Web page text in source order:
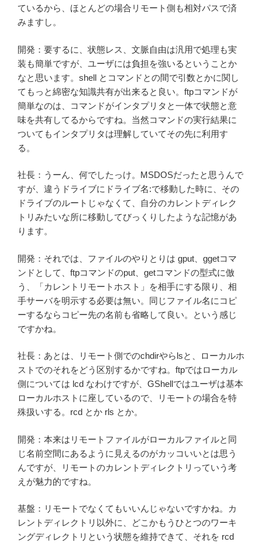
ているから、ほとんどの場合リモート側も相対パスで済
みますし。
開発：要するに、状態レス、文脈自由は汎用で処理も実
装も簡単ですが、ユーザには負担を強いるということか
なと思います。shell とコマンドとの間で引数とかに関し
てもっと綿密な知識共有が出来ると良い。ftpコマンドが
簡単なのは、コマンドがインタプリタと一体で状態と意
味を共有してるからですね。当然コマンドの実行結果に
ついてもインタプリタは理解していてその先に利用す
る。
社長：うーん、何でしたっけ。MSDOSだったと思うんで
すが、違うドライブにドライブ名:で移動した時に、その
ドライブのルートじゃなくて、自分のカレントディレク
トリみたいな所に移動してびっくりしたような記憶があ
ります。
開発：それでは、ファイルのやりとりは gput、ggetコマ
ンドとして、ftpコマンドのput、getコマンドの型式に倣
う、「カレントリモートホスト」を相手にする限り、相
手サーバを明示する必要は無い。同じファイル名にコピ
ーするならコピー先の名前も省略して良い。という感じ
ですかね。
社長：あとは、リモート側でのchdirやらlsと、ローカルホ
ストでのそれをどう区別するかですね。ftpではローカル
側については lcd なわけですが、GShellではユーザは基本
ローカルホストに座しているので、リモートの場合を特
殊扱いする。rcd とか rls とか。
開発：本来はリモートファイルがローカルファイルと同
じ名前空間にあるように見えるのがカッコいいとは思う
んですが、リモートのカレントディレクトリっていう考
えが魅力的ですね。
基盤：リモートでなくてもいいんじゃないですかね。カ
レントディレクトリ以外に、どこかもうひとつのワーキ
ングディレクトリという状態を維持できて、それを rcd